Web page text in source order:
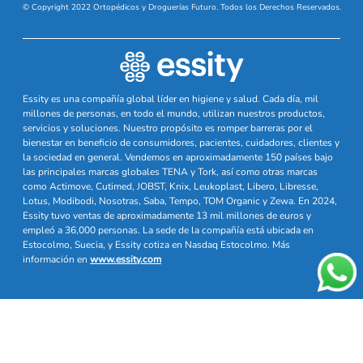
© Copyright 2022 Ortopédicos y Droguerías Futuro. Todos los Derechos Reservados.
Essity es una compañía global líder en higiene y salud. Cada día, mil
millones de personas, en todo el mundo, utilizan nuestros productos,
servicios y soluciones. Nuestro propósito es romper barreras por el
bienestar en beneficio de consumidores, pacientes, cuidadores, clientes y
la sociedad en general. Vendemos en aproximadamente 150 países bajo
las principales marcas globales TENA y Tork, así como otras marcas
como Actimove, Cutimed, JOBST, Knix, Leukoplast, Libero, Libresse,
Lotus, Modibodi, Nosotras, Saba, Tempo, TOM Organic y Zewa. En 2024,
Essity tuvo ventas de aproximadamente 13 mil millones de euros y
empleó a 36,000 personas. La sede de la compañía está ubicada en
Estocolmo, Suecia, y Essity cotiza en Nasdaq Estocolmo. Más
información en www.essity.com